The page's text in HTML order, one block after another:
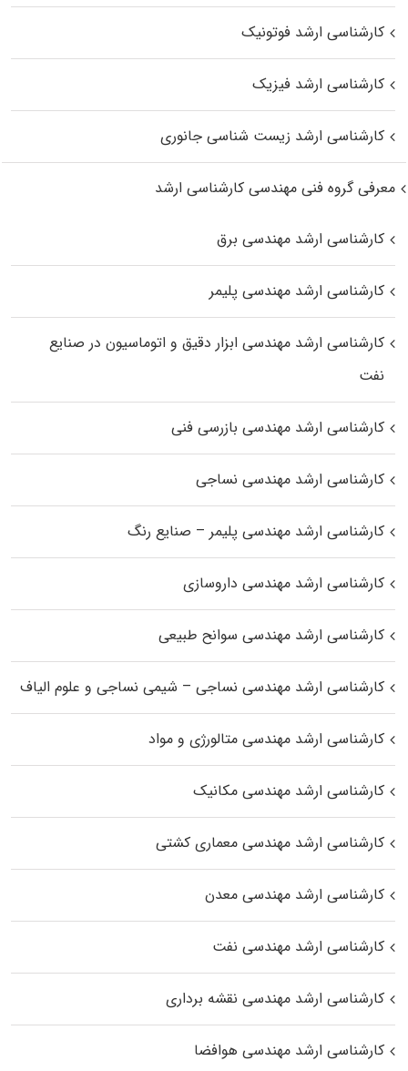
کارشناسی ارشد فوتونیک
کارشناسی ارشد فیزیک
کارشناسی ارشد زیست‌ شناسی جانوری
معرفی گروه فنی مهندسی کارشناسی ارشد
کارشناسی ارشد مهندسی برق
کارشناسی ارشد مهندسی پلیمر
کارشناسی ارشد مهندسی ابزار دقیق و اتوماسیون در صنایع
نفت
کارشناسی ارشد مهندسی بازرسی فنی
کارشناسی ارشد مهندسی نساجی
کارشناسی ارشد مهندسی پلیمر – صنایع رنگ
کارشناسی ارشد مهندسی داروسازی
کارشناسی ارشد مهندسی سوانح طبیعی
کارشناسی ارشد مهندسی نساجی – شیمی نساجی و علوم الیاف
کارشناسی ارشد مهندسی متالورژی و مواد
کارشناسی ارشد مهندسی مکانیک
کارشناسی ارشد مهندسی معماری کشتی
کارشناسی ارشد مهندسی معدن
کارشناسی ارشد مهندسی نفت
کارشناسی ارشد مهندسی نقشه برداری
کارشناسی ارشد مهندسی هوافضا